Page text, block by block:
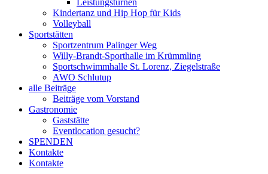
Leistungsturnen
Kindertanz und Hip Hop für Kids
Volleyball
Sportstätten
Sportzentrum Palinger Weg
Willy-Brandt-Sporthalle im Krümmling
Sportschwimmhalle St. Lorenz, Ziegelstraße
AWO Schlutup
alle Beiträge
Beiträge vom Vorstand
Gastronomie
Gaststätte
Eventlocation gesucht?
SPENDEN
Kontakte
Kontakte